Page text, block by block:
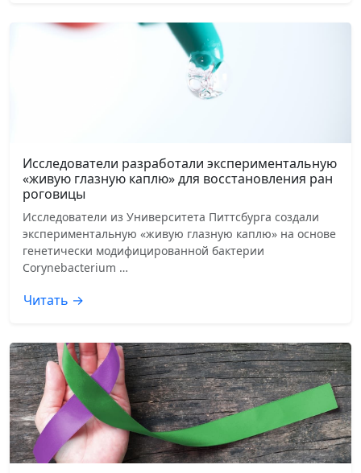
Исследователи разработали экспериментальную
«живую глазную каплю» для восстановления ран
роговицы
Исследователи из Университета Питтсбурга создали
экспериментальную «живую глазную каплю» на основе
генетически модифицированной бактерии
Corynebacterium …
Читать →